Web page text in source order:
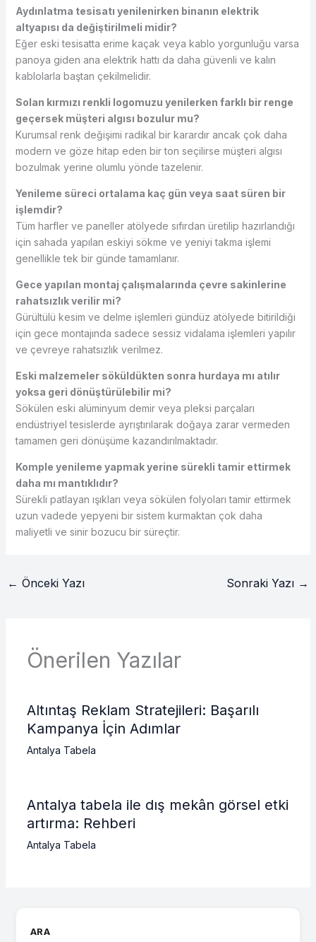
Aydınlatma tesisatı yenilenirken binanın elektrik
altyapısı da değiştirilmeli midir?
Eğer eski tesisatta erime kaçak veya kablo yorgunluğu varsa
panoya giden ana elektrik hattı da daha güvenli ve kalın
kablolarla baştan çekilmelidir.
Solan kırmızı renkli logomuzu yenilerken farklı bir renge
geçersek müşteri algısı bozulur mu?
Kurumsal renk değişimi radikal bir karardır ancak çok daha
modern ve göze hitap eden bir ton seçilirse müşteri algısı
bozulmak yerine olumlu yönde tazelenir.
Yenileme süreci ortalama kaç gün veya saat süren bir
işlemdir?
Tüm harfler ve paneller atölyede sıfırdan üretilip hazırlandığı
için sahada yapılan eskiyi sökme ve yeniyi takma işlemi
genellikle tek bir günde tamamlanır.
Gece yapılan montaj çalışmalarında çevre sakinlerine
rahatsızlık verilir mi?
Gürültülü kesim ve delme işlemleri gündüz atölyede bitirildiği
için gece montajında sadece sessiz vidalama işlemleri yapılır
ve çevreye rahatsızlık verilmez.
Eski malzemeler söküldükten sonra hurdaya mı atılır
yoksa geri dönüştürülebilir mi?
Sökülen eski alüminyum demir veya pleksi parçaları
endüstriyel tesislerde ayrıştırılarak doğaya zarar vermeden
tamamen geri dönüşüme kazandırılmaktadır.
Komple yenileme yapmak yerine sürekli tamir ettirmek
daha mı mantıklıdır?
Sürekli patlayan ışıkları veya sökülen folyoları tamir ettirmek
uzun vadede yepyeni bir sistem kurmaktan çok daha
maliyetli ve sinir bozucu bir süreçtir.
← Önceki Yazı Sonraki Yazı →
Önerilen Yazılar
Altıntaş Reklam Stratejileri: Başarılı
Kampanya İçin Adımlar
Antalya Tabela
Antalya tabela ile dış mekân görsel etki
artırma: Rehberi
Antalya Tabela
ARA